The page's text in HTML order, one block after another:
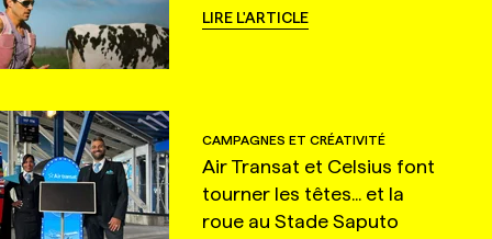
LIRE L'ARTICLE
CAMPAGNES ET CRÉATIVITÉ
Air Transat et Celsius font
tourner les têtes... et la
roue au Stade Saputo